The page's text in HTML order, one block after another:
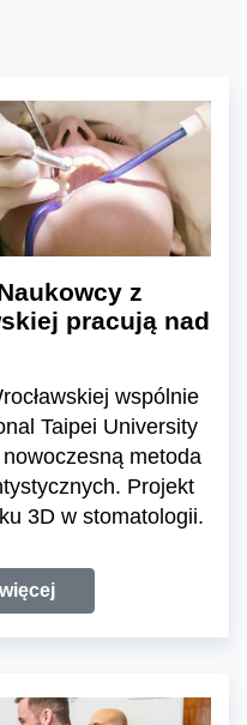
z
pracują nad
wspólnie
Taipei University
metoda
Projekt
3D w stomatologii.